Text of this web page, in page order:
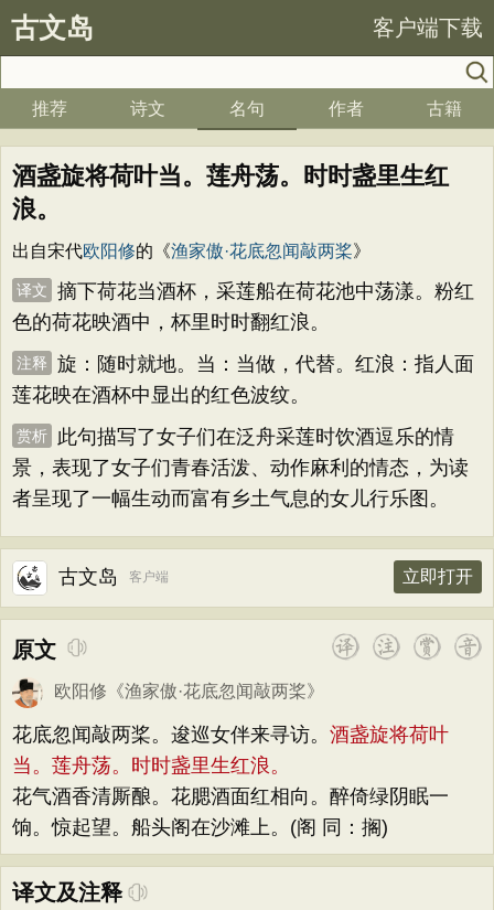
古文岛 客户端下载
推荐 诗文 名句 作者 古籍
酒盏旋将荷叶当。莲舟荡。时时盏里生红
浪。
出自宋代欧阳修的《渔家傲·花底忽闻敲两桨》
译文
摘下荷花当酒杯，采莲船在荷花池中荡漾。粉红
色的荷花映酒中，杯里时时翻红浪。
注释
旋：随时就地。当：当做，代替。红浪：指人面
莲花映在酒杯中显出的红色波纹。
赏析
此句描写了女子们在泛舟采莲时饮酒逗乐的情
景，表现了女子们青春活泼、动作麻利的情态，为读
者呈现了一幅生动而富有乡土气息的女儿行乐图。
古文岛 客户端 立即打开
原文
欧阳修 《渔家傲·花底忽闻敲两桨》
花底忽闻敲两桨。逡巡女伴来寻访。 酒盏旋将荷叶
当。莲舟荡。时时盏里生红浪。
花气酒香清厮酿。花腮酒面红相向。醉倚绿阴眠一
饷。惊起望。船头阁在沙滩上。(阁 同：搁)
译文及注释